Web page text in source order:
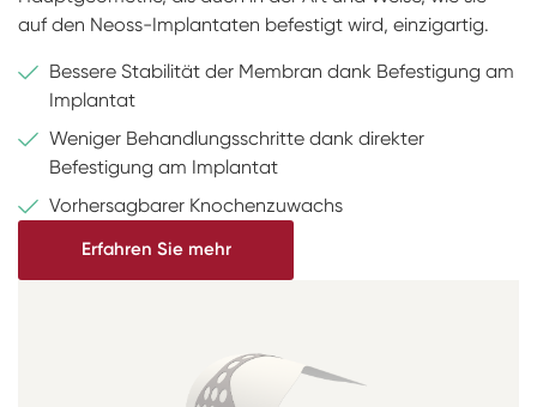
auf den Neoss-Implantaten befestigt wird, einzigartig.
Bessere Stabilität der Membran dank Befestigung am
Implantat
Weniger Behandlungsschritte dank direkter
Befestigung am Implantat
Vorhersagbarer Knochenzuwachs
Erfahren Sie mehr